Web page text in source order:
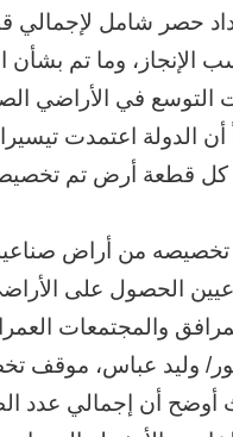
حصر شامل لإجمالي
الإنجاز، وما تم
في الأراضي
أن الدولة اعتمدت
قطعة أرض تم
من أراض
الحصول على
والمجتمعات
وليد عباس، موقف
أن إجمالي عدد الطلبات